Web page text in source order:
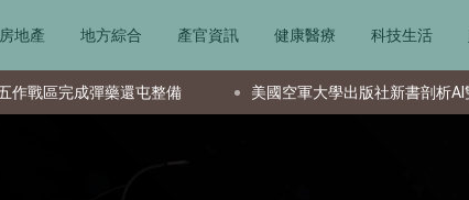
房地產 地方綜合 產官資訊 健康醫療 科技生活
美國空軍大學出版社新書剖析AI雙面刃 警示誤用潛在風險